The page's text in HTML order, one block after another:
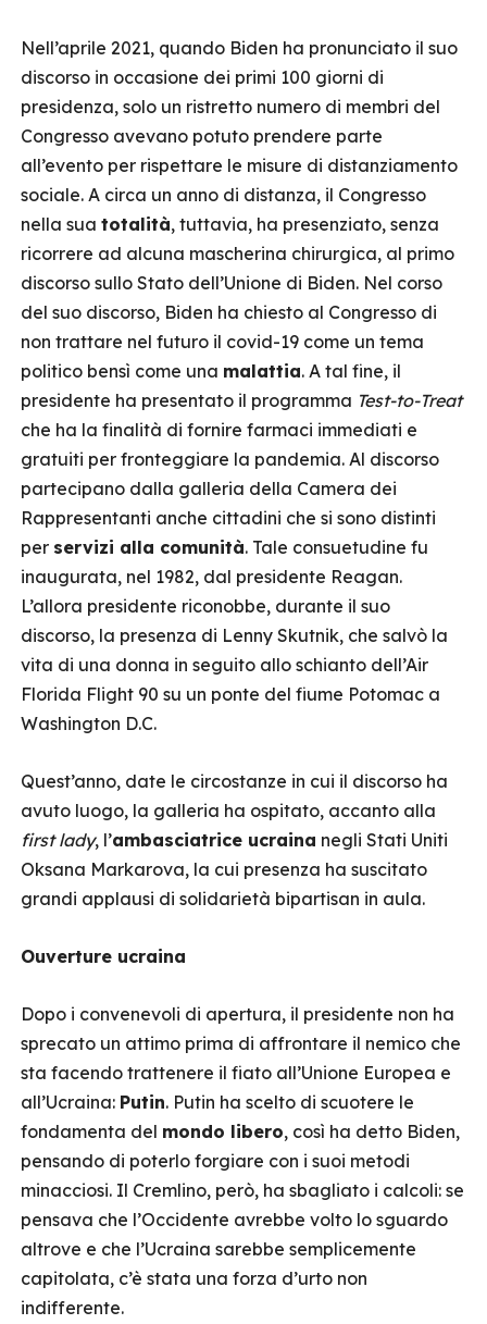
Nell’aprile 2021, quando Biden ha pronunciato il suo
discorso in occasione dei primi 100 giorni di
presidenza, solo un ristretto numero di membri del
Congresso avevano potuto prendere parte
all’evento per rispettare le misure di distanziamento
sociale. A circa un anno di distanza, il Congresso
nella sua totalità, tuttavia, ha presenziato, senza
ricorrere ad alcuna mascherina chirurgica, al primo
discorso sullo Stato dell’Unione di Biden. Nel corso
del suo discorso, Biden ha chiesto al Congresso di
non trattare nel futuro il covid-19 come un tema
politico bensì come una malattia. A tal fine, il
presidente ha presentato il programma Test-to-Treat
che ha la finalità di fornire farmaci immediati e
gratuiti per fronteggiare la pandemia. Al discorso
partecipano dalla galleria della Camera dei
Rappresentanti anche cittadini che si sono distinti
per servizi alla comunità. Tale consuetudine fu
inaugurata, nel 1982, dal presidente Reagan.
L’allora presidente riconobbe, durante il suo
discorso, la presenza di Lenny Skutnik, che salvò la
vita di una donna in seguito allo schianto dell’Air
Florida Flight 90 su un ponte del fiume Potomac a
Washington D.C.
Quest’anno, date le circostanze in cui il discorso ha
avuto luogo, la galleria ha ospitato, accanto alla
first lady, l’ambasciatrice ucraina negli Stati Uniti
Oksana Markarova, la cui presenza ha suscitato
grandi applausi di solidarietà bipartisan in aula.
Ouverture ucraina
Dopo i convenevoli di apertura, il presidente non ha
sprecato un attimo prima di affrontare il nemico che
sta facendo trattenere il fiato all’Unione Europea e
all’Ucraina: Putin. Putin ha scelto di scuotere le
fondamenta del mondo libero, così ha detto Biden,
pensando di poterlo forgiare con i suoi metodi
minacciosi. Il Cremlino, però, ha sbagliato i calcoli: se
pensava che l’Occidente avrebbe volto lo sguardo
altrove e che l’Ucraina sarebbe semplicemente
capitolata, c’è stata una forza d’urto non
indifferente.